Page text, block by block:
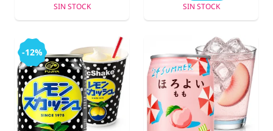
SIN STOCK SIN STOCK
-12%